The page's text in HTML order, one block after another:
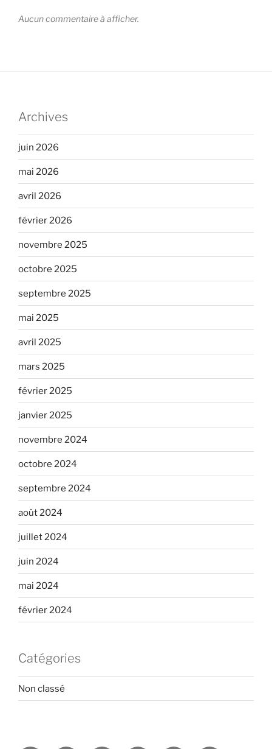
Aucun commentaire à afficher.
Archives
juin 2026
mai 2026
avril 2026
février 2026
novembre 2025
octobre 2025
septembre 2025
mai 2025
avril 2025
mars 2025
février 2025
janvier 2025
novembre 2024
octobre 2024
septembre 2024
août 2024
juillet 2024
juin 2024
mai 2024
février 2024
Catégories
Non classé